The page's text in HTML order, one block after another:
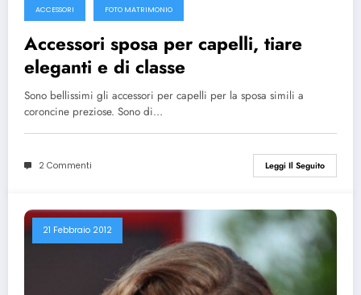
ACCESSORI FOTO MATRIMONIO
Accessori sposa per capelli, tiare
eleganti e di classe
Sono bellissimi gli accessori per capelli per la sposa simili a
coroncine preziose. Sono di…
2 Commenti Leggi Il Seguito
21 Febbraio 2012